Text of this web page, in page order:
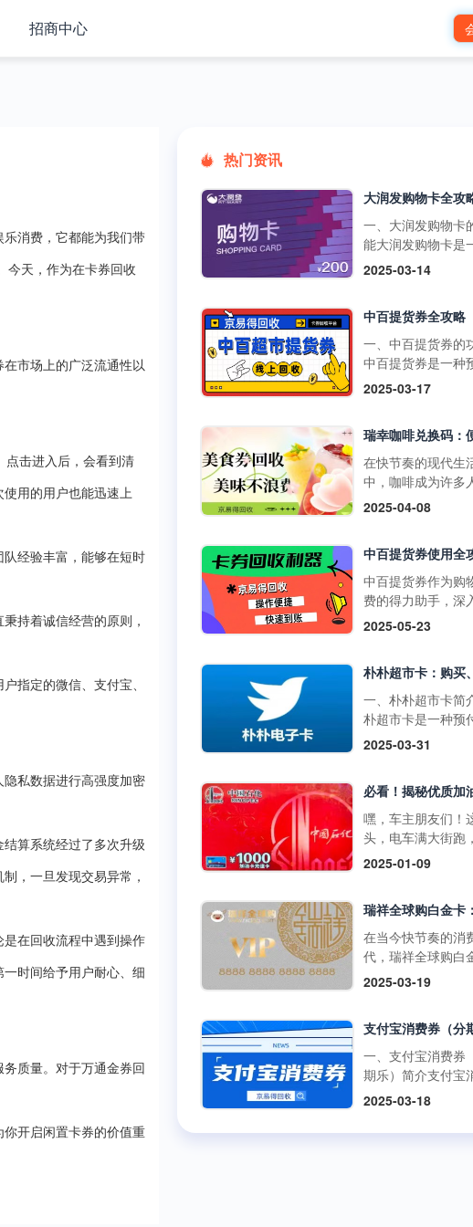
招商中心
消费，它都能为我们带
今天，作为在卡券回收
市场上的广泛流通性以
点击进入后，会看到清
用的用户也能迅速上
经验丰富，能够在短时
持着诚信经营的原则，
指定的微信、支付宝、
私数据进行高强度加密
算系统经过了多次升级
，一旦发现交易异常，
在回收流程中遇到操作
时间给予用户耐心、细
质量。对于万通金券回
开启闲置卡券的价值重
热门资讯
一、大润发购物卡
能大润发购物卡是
预付卡，可在大润
品、日用品、家电
类商品。它还可以
超市的其他促销活
物更加划算。不过
草、酒类、礼品卡
值卡等特殊商品。
大润发购物卡的购
式1. 线上购买：•
发优鲜APP：下载
录后在“我的”页面
卡”，选择面值并
支付。• 第三方平
如淘宝，搜索“大
舰店或授权....
2025-03-14
中百提货券全攻略
一、中百提货券的
中百提货券是一种
式购物卡，可以在
惠。它不仅可以用
买日常商品，还可
特定活动期间享受
的获取方式1. 线上
APP参与活动，完
定任务即可获得提
券。• 在中百线上
购物满一定金额后
获赠提货券。2. 线
物满一定金额后，
线下活动，并达到
条件，即可获得提
券。三、中百提货
用：•&nb....
2025-03-17
在快节奏的现代生
中，咖啡成为许多
启活力一天或缓解
品，如经典的拿铁
爽的生椰拿铁，以
断推陈出新的季节
据了重要地位。而
活的消费凭证，为
爱好者们带来了诸
利。不过，生活中
会出现兑换码闲置
况，别担心，京易
难，让闲置兑换码
啡兑换码：获取与
丰富的获取途径官
道：瑞幸咖啡APP
序，在“优惠券”或“
卡”板块，按照指
可便捷购买兑换码
里的兑换码种类丰
面值多样，....
2025-04-08
中百提货券作为购
费的得力助手，深
解其使用方法，能
惠。 使用范围广泛
百提货券主要适用
百仓储、中百超市
无论是采购米面粮
还是挑选家居用品
人护理产品，甚至
百罗森便利店购买
食品、冰激凌等，
使用提货券轻松结
中百电器不支持提
线下门店使用人工
台：在门店购物结
后，前往人工收银
货券，收银员会通
码或手动输入相关
息，完成抵扣支付
商品金额超过提货
额，需自行支付超
额，剩....
2025-05-23
一、朴朴超市卡简
朴超市卡是一种预
卡，可在朴朴超市
不仅具有支付功能
提供多种优惠和特
如折扣、积分奖励
购买渠道1.朴朴超
访问朴朴超市官方
或通过朴朴App，
择“购物卡”或“充值
心”，完成支付后
物卡将存入您的账
朴朴超市门店的客
直接购买实体卡。
第三方平台： 在
宝、京东等....
2025-03-31
嘿，车主朋友们！
头，电车满大街跑
里的加油卡是不是
现才是正解。但市
平台五花八门，到
家靠谱又安全？别
优质加油卡回收平
平台的两大“黄金准
则” （一）高资质
通货 加油充值卡可
是小数目，少则几
多则上千，省着点
2025-01-09
在当今快节奏的消
代，瑞祥全球购白
凭借其强大的功能
发放的首选。作为
专业的卡券回收平
京易得回收深知瑞
势，今天就让我们
了解一下这张备受
2025-03-19
一、支付宝消费券
期乐）简介支付宝
券（分期乐）是由
出的电子优惠券。
2025-03-18